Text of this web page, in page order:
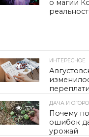
о магии
320
ИНТЕРЕСНОЕ
320
ДАЧА И
Почему
ошибок
урожай